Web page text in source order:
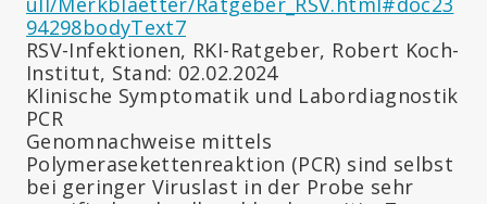
94298bodyText7
RSV-Infektionen, RKI-Ratgeber, Robert Koch-
Institut, Stand: 02.02.2024
Klinische Symptomatik und Labordiagnostik
PCR
Genomnachweise mittels
Polymerasekettenreaktion (PCR) sind selbst
bei geringer Viruslast in der Probe sehr